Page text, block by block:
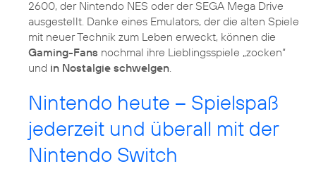
2600, der Nintendo NES oder der SEGA Mega Drive
ausgestellt. Danke eines Emulators, der die alten Spiele
mit neuer Technik zum Leben erweckt, können die
Gaming-Fans nochmal ihre Lieblingsspiele „zocken“
und in Nostalgie schwelgen.
Nintendo heute – Spielspaß
jederzeit und überall mit der
Nintendo Switch